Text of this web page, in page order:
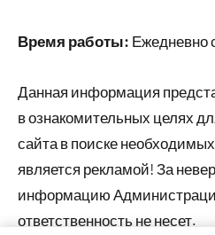
Время работы: Ежедневно
Данная информация
в ознакомительных целях
сайта в поиске
является рекламой! За
информацию
ответственность не несет.